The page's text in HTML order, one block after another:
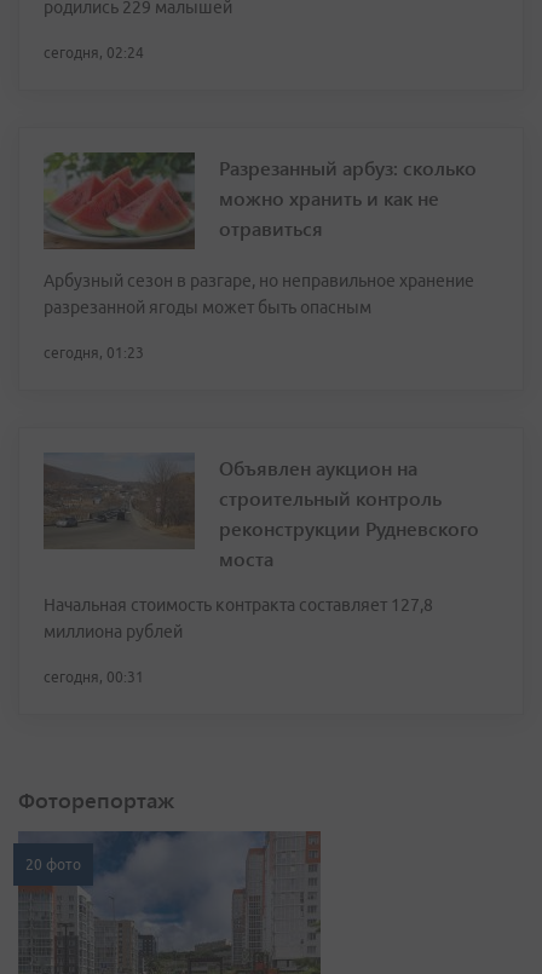
родились 229 малышей
сегодня, 02:24
Разрезанный арбуз: сколько
можно хранить и как не
отравиться
Арбузный сезон в разгаре, но неправильное хранение
разрезанной ягоды может быть опасным
сегодня, 01:23
Объявлен аукцион на
строительный контроль
реконструкции Рудневского
моста
Начальная стоимость контракта составляет 127,8
миллиона рублей
сегодня, 00:31
Фоторепортаж
20 фото